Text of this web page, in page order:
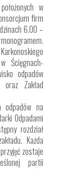
w
firm
6.00 –
Ścięgnach-
odpadów
Zakład
odpadów na
Odpadami
rozdział
Każda
zostaje
partii